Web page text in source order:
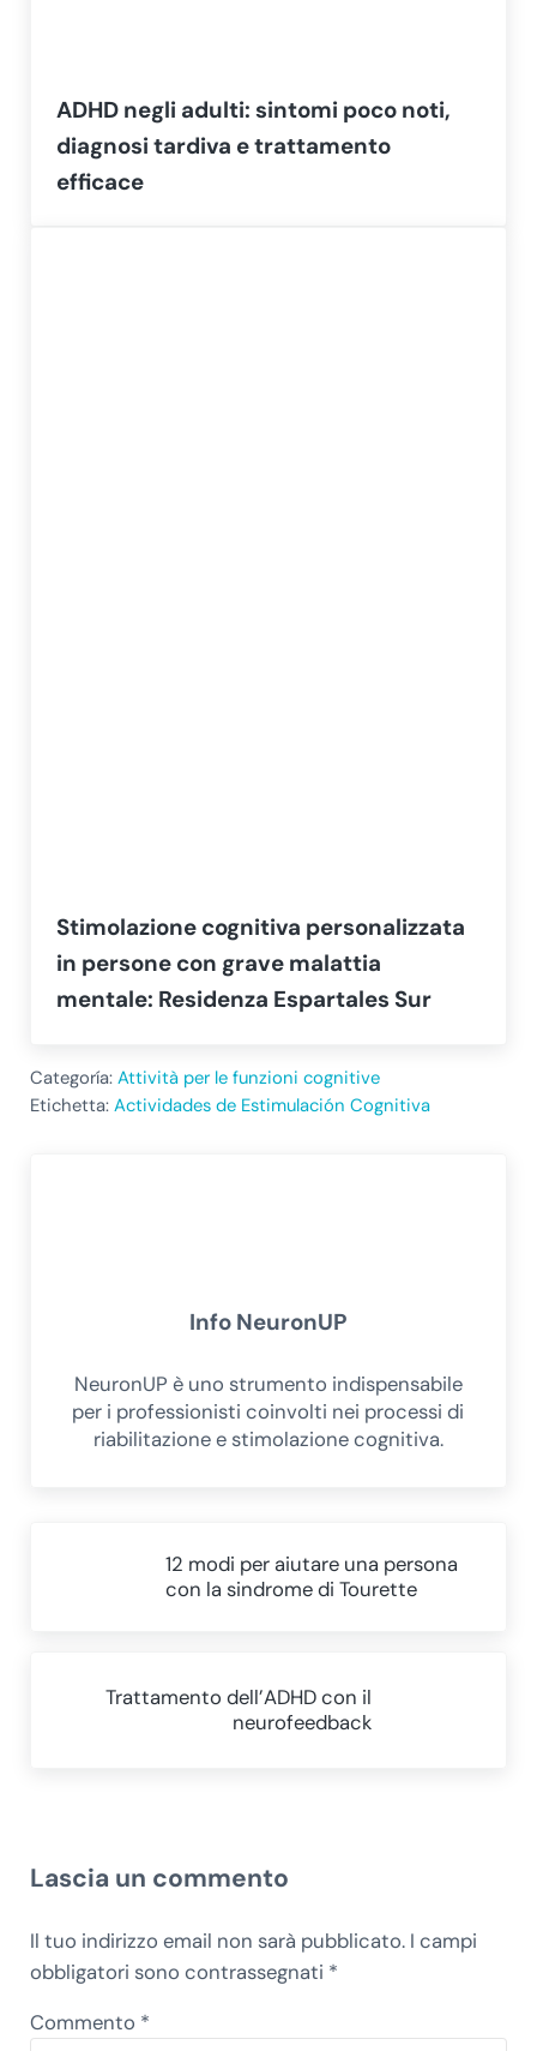
ADHD negli adulti: sintomi poco noti,
diagnosi tardiva e trattamento
efficace
Stimolazione cognitiva personalizzata
in persone con grave malattia
mentale: Residenza Espartales Sur
Categoría: Attività per le funzioni cognitive
Etichetta: Actividades de Estimulación Cognitiva
Info NeuronUP
NeuronUP è uno strumento indispensabile
per i professionisti coinvolti nei processi di
riabilitazione e stimolazione cognitiva.
12 modi per aiutare una persona
con la sindrome di Tourette
Trattamento dell’ADHD con il
neurofeedback
Lascia un commento
Il tuo indirizzo email non sarà pubblicato. I campi
obbligatori sono contrassegnati *
Commento *